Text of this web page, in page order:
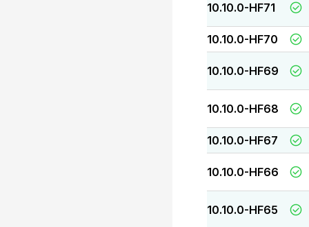
10.10.0-HF71
10.10.0-HF70
10.10.0-HF69
10.10.0-HF68
10.10.0-HF67
10.10.0-HF66
10.10.0-HF65